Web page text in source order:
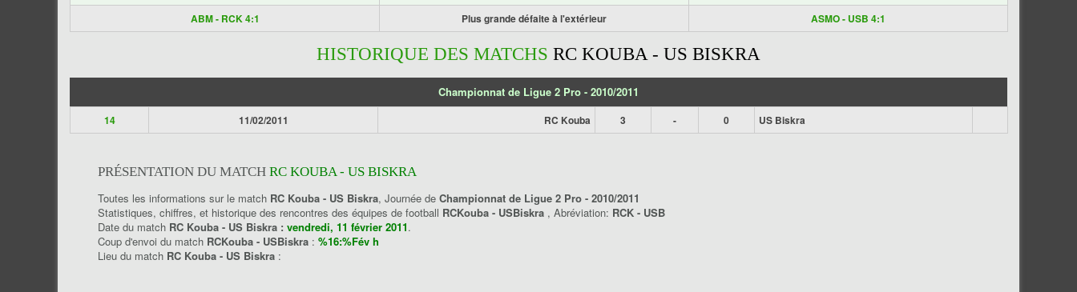
ABM - RCK 4:1
Plus grande défaite à l'extérieur ASMO - USB 4:1
HISTORIQUE DES MATCHS RC KOUBA - US BISKRA
Championnat de Ligue 2 Pro - 2010/2011
14 11/02/2011 RC Kouba 3 - 0 US Biskra
PRÉSENTATION DU MATCH RC KOUBA - US BISKRA
Toutes les informations sur le match RC Kouba - US Biskra, Journée de Championnat de Ligue 2 Pro - 2010/2011
Statistiques, chiffres, et historique des rencontres des équipes de football RCKouba - USBiskra , Abréviation: RCK - USB
Date du match RC Kouba - US Biskra : vendredi, 11 février 2011.
Coup d'envoi du match RCKouba - USBiskra : %16:%Fév h
Lieu du match RC Kouba - US Biskra :